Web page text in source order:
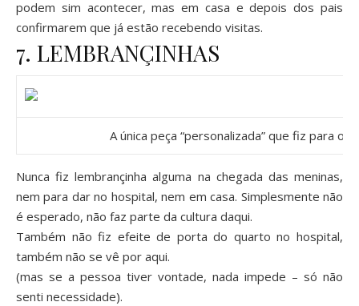
podem sim acontecer, mas em casa e depois dos pais
confirmarem que já estão recebendo visitas.
7. LEMBRANÇINHAS
A única peça “personalizada” que fiz para o
Nunca fiz lembrançinha alguma na chegada das meninas,
nem para dar no hospital, nem em casa. Simplesmente não
é esperado, não faz parte da cultura daqui.
Também não fiz efeite de porta do quarto no hospital,
também não se vê por aqui.
(mas se a pessoa tiver vontade, nada impede – só não
senti necessidade).